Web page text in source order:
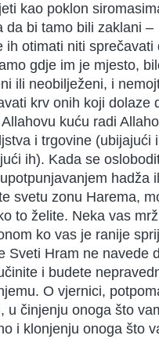
kao poklon
da bi tamo bili zaklani –
ih otimati niti sprečavati
gdje im je mjesto,
ili neobilježeni, i
krv onih koji dolaze
kuću radi
i trgovine (ubijajući
ih). Kada se
hadža
svetu zonu Harema,
to želite. Neka vas
ko vas je ranije
Sveti Hram ne navede
i budete
O vjernici,
u činjenju onoga što
i klonjenju onoga što